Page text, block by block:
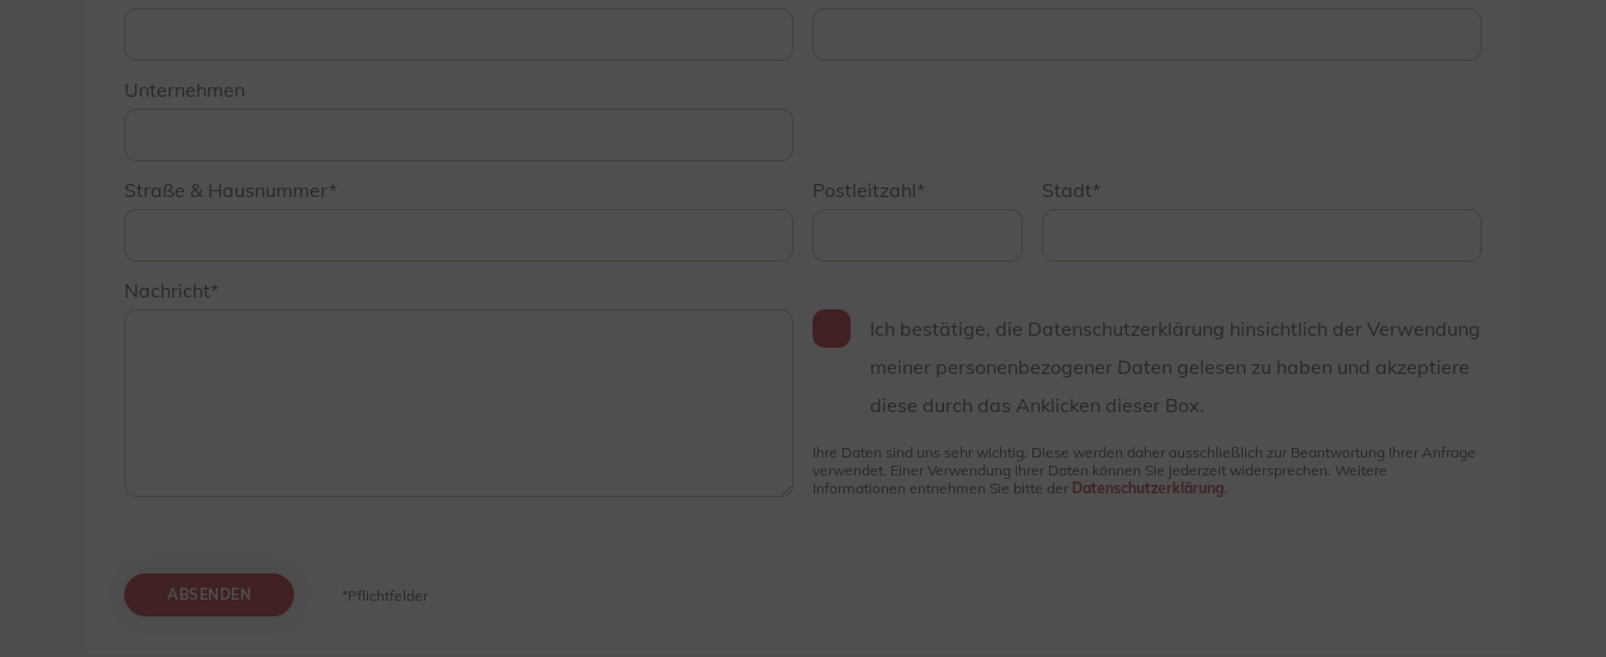
Unternehmen
Straße & Hausnummer Postleitzahl Stadt
Nachricht
Ich bestätige, die Datenschutzerklärung hinsichtlich der Verwendung
meiner personenbezogener Daten gelesen zu haben und akzeptiere
diese durch das Anklicken dieser Box.
Ihre Daten sind uns sehr wichtig. Diese werden daher ausschließlich zur Beantwortung Ihrer Anfrage
verwendet. Einer Verwendung Ihrer Daten können Sie jederzeit widersprechen. Weitere
Informationen entnehmen Sie bitte der Datenschutzerklärung.
ABSENDEN *Pflichtfelder